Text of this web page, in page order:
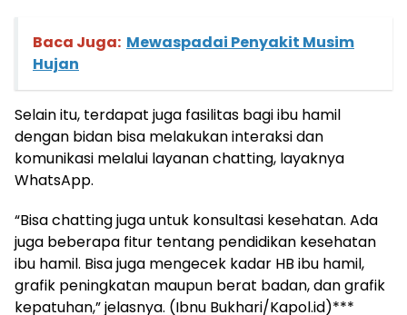
Baca Juga: Mewaspadai Penyakit Musim
Hujan
Selain itu, terdapat juga fasilitas bagi ibu hamil
dengan bidan bisa melakukan interaksi dan
komunikasi melalui layanan chatting, layaknya
WhatsApp.
“Bisa chatting juga untuk konsultasi kesehatan. Ada
juga beberapa fitur tentang pendidikan kesehatan
ibu hamil. Bisa juga mengecek kadar HB ibu hamil,
grafik peningkatan maupun berat badan, dan grafik
kepatuhan,” jelasnya. (Ibnu Bukhari/Kapol.id)***